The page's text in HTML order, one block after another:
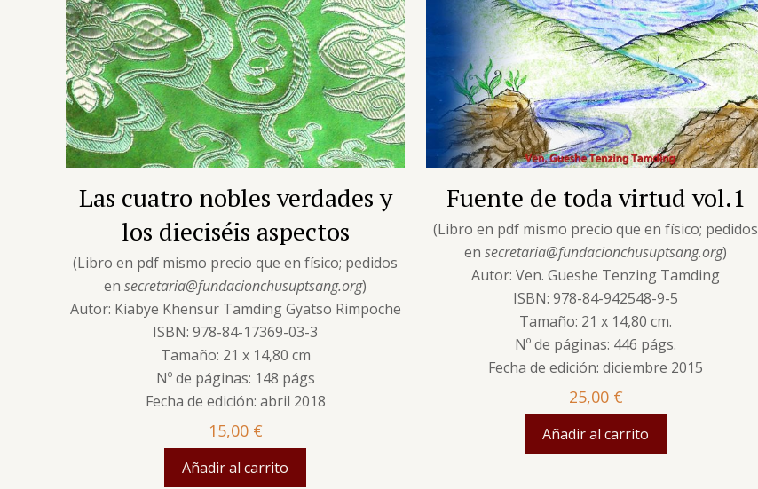
Las cuatro nobles verdades y
los dieciséis aspectos
(Libro en pdf mismo precio que en físico; pedidos
ensecretaria@fundacionchusuptsang.org)
Autor: Kiabye Khensur Tamding Gyatso Rimpoche
ISBN: 978-84-17369-03-3
Tamaño: 21 x 14,80 cm
Nº de páginas: 148 págs
Fecha de edición: abril 2018
15,00 €
Añadir al carrito
Fuente de toda virtud vol.1
(Libro en pdf mismo precio que en físico; pedidos
ensecretaria@fundacionchusuptsang.org)
Autor: Ven. Gueshe Tenzing Tamding
ISBN: 978-84-942548-9-5
Tamaño: 21 x 14,80 cm.
Nº de páginas: 446 págs.
Fecha de edición: diciembre 2015
25,00 €
Añadir al carrito